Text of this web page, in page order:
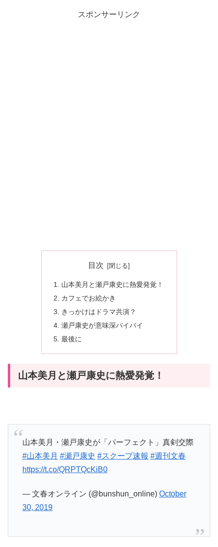
スポンサーリンク
目次
山本美月と瀬戸康史に熱愛発覚！
カフェでお絵かき
きっかけはドラマ共演？
瀬戸康史が意味深バイバイ
最後に
山本美月と瀬戸康史に熱愛発覚！
山本美月・瀬戸康史が「パーフェクト」真剣交際
#山本美月 #瀬戸康史 #スクープ速報 #週刊文春
https://t.co/QRPTQcKiB0
— 文春オンライン (@bunshun_online) October
30, 2019